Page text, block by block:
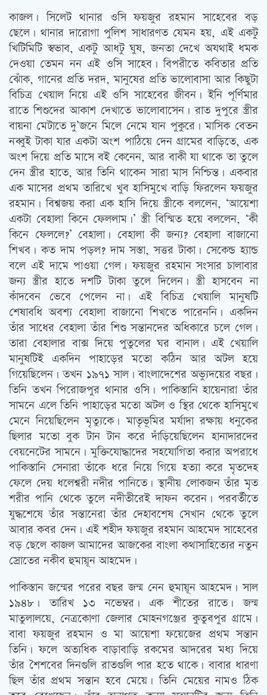
কাজল। সিলেট থানার ওসি ফয়জুর রহমান সাহেবের বড়
ছেলে। থানার দারোগা পুলিশ সাধারণত যেমন হয়, এই একটু
খিটিমিটি স্বভাব, একটু আধটু ঘুষ, জনতা দেখে অযথাই ধমক
দেওয়া তেমন নন এই ওসি সাহেব। বিপরীতে কবিতার প্রতি
ঝোঁক, গানের প্রতি দরদ, মানুষের প্রতি ভালোবাসা আর কিছুটা
বিচিত্র খেয়াল নিয়ে এই ওসি সাহেবের জীবন। ইনি পূর্ণিমার
রাতে শিশুদের আকাশ দেখাতে ভালোবাসেন। রাত দুপুরে স্ত্রীর
বায়না মেটাতে দু’জনে মিলে নেমে যান পুকুরে। মাসিক বেতন
নব্বুই টাকা যার একটা অংশ পাঠিয়ে দেন গ্রামের বাড়িতে, এক
অংশ দিয়ে প্রতি মাসে বই কেনেন, আর বাকী যা থাকে তা তুলে
দেন স্ত্রীর হাতে, আর তিনি থাকেন সারা মাস নিশ্চিন্ত। একবার
এক মাসের প্রথম তারিখে খুব হাসিমুখে বাড়ি ফিরলেন ফয়জুর
রহমান। বিশ্বজয় করা এক হাসি দিয়ে স্ত্রীকে বললেন, ‘আয়েশা
একটা বেহালা কিনে ফেললাম।’ স্ত্রী বিস্মিত হয়ে বললেন, ‘কী
কিনে ফেললে?’ বেহালা। বেহালা কী জন্য? বেহালা বাজানো
শিখব। কত দাম পড়ল? দাম সস্তা, সত্তর টাকা। সেকেন্ড হ্যান্ড
বলে এই দামে পাওয়া গেল। ফয়জুর রহমান সংসার চালাবার
জন্য স্ত্রীর হাতে দশটি টাকা তুলে দিলেন। স্ত্রী হাসবেন না
কাঁদবেন ভেবে পেলেন না। এই বিচিত্র খেয়ালি মানুষটি
শেষাবধি অবশ্য বেহালা বাজানো শিখতে পারেননি। একদিন
তাঁর সাধের বেহালা তাঁর শিশু সন্তানদের অধিকারে চলে গেল।
তারা বেহালার বাক্স দিয়ে পুতুলের ঘর বানাল। এই খেয়ালি
মানুষটিই একদিন পাহাড়ের মতো কঠিন আর অটল হয়ে
গিয়েছিলেন। তখন ১৯৭১ সাল। বাংলাদেশের অভ্যুদয়ের বছর।
তিনি তখন পিরোজপুর থানার ওসি। পাকিস্তানি হায়েনারা তাঁর
সামনে এলে তিনি পাহাড়ের মতো অটল ও স্থির থেকে হাসিমুখে
মেনে নিয়েছিলেন মৃত্যুকে। মাতৃভূমির মর্যাদা রক্ষায় ধনুকের
ছিলার মতো বুক টান টান করে দাঁড়িয়েছিলেন হানাদারদের
বেয়নেটের সামনে। মুক্তিযোদ্ধাদের সহযোগিতা করার অপরাধে
পাকিস্তানি সেনারা তাঁকে ধরে নিয়ে গিয়ে হত্যা করে মৃতদেহ
ফেলে দেয় ধলেশ্বরী নদীর পানিতে। স্থানীয় লোকজন তাঁর মৃত
শরীর পানি থেকে তুলে নদীতীরেই দাফন করেন। পরবর্তীতে
যুদ্ধশেষে তাঁর সন্তানেরা তাঁর দেহাবশেষ সেখান থেকে তুলে
আবার কবর দেন। এই শহীদ ফয়জুর রহমান আহমেদ সাহেবের
বড় ছেলে কাজল আমাদের আজকের বাংলা কথাসাহিত্যের নতুন
স্রোতের নকীব হুমায়ূন আহমেদ।
পাকিস্তান জন্মের পরের বছর জন্ম নেন হুমায়ূন আহমেদ। সাল
১৯৪৮। তারিখ ১৩ নভেম্বর। এক শীতের রাতে। জন্ম
মাতুলালয়ে, নেত্রকোণা জেলার মোহনগঞ্জের কুতুবপুর গ্রামে।
বাবা ফয়জুর রহমান ও মা আয়েশা ফয়েজের প্রথম সন্তান
তিনি। ফলে অত্যধিক বাড়াবাড়ি রকমের আদরের মধ্য দিয়ে
তাঁর শৈশবের দিনগুলি রাতগুলি পার হতে থাকে। বাবার ধারণা
ছিল তাঁর প্রথম সন্তান হবে মেয়ে। তিনি মেয়ের নামও ঠিক